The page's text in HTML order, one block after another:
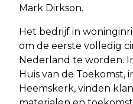
Mark Dirkson.
Het bedrijf in
om de eerste volledig
Nederland te worden.
Huis van de Toekomst,
Heemskerk, vinden